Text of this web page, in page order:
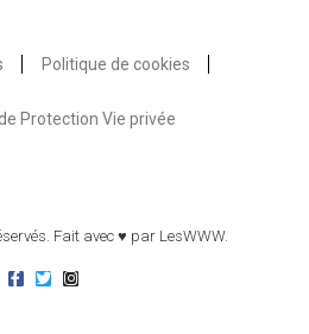
Politique de cookies
Protection Vie privée
Fait avec ♥ par LesWWW.